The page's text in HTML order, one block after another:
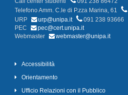
Telefono Amm. C.le di P.zza Marina, 61
URP
urp@unipa.it
091 238 93666
PEC
pec@cert.unipa.it
Webmaster
webmaster@unipa.it
Accessibilità
Orientamento
Ufficio Relazioni con il Pubblico